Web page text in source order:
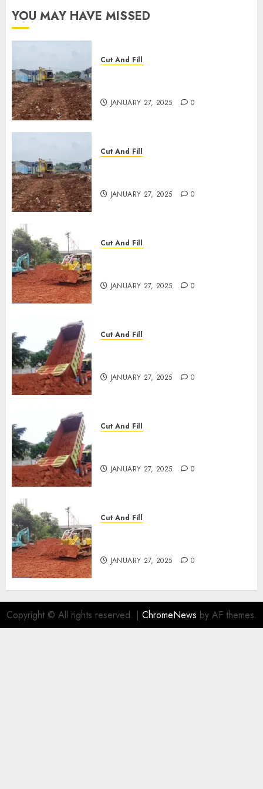
YOU MAY HAVE MISSED
Cut And Fill
JANUARY 27, 2025 0
Cut And Fill
JANUARY 27, 2025 0
Cut And Fill
JANUARY 27, 2025 0
Cut And Fill
JANUARY 27, 2025 0
Cut And Fill
JANUARY 27, 2025 0
Cut And Fill
JANUARY 27, 2025 0
Copyright © All rights reserved. | ChromeNews by AF themes.